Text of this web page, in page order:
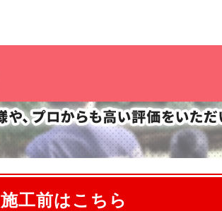
施工前はこちら